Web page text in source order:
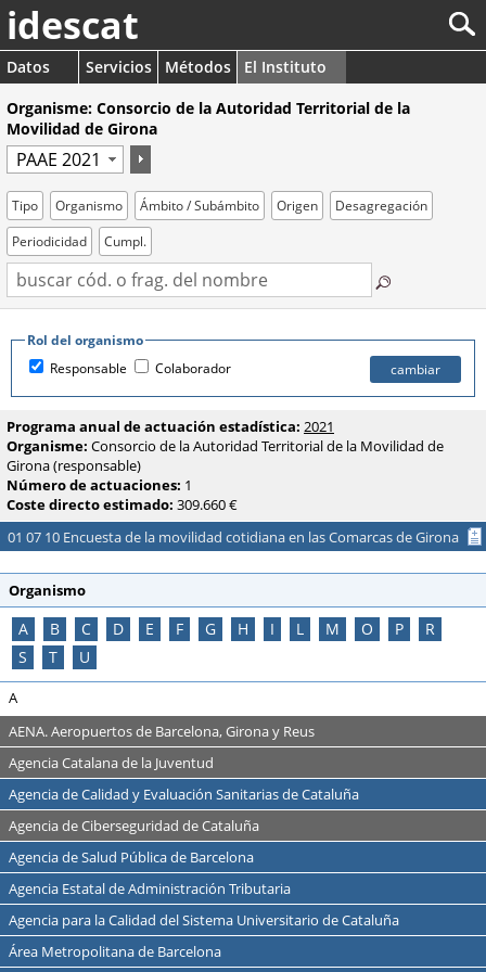
idescat
Datos Servicios Métodos
El Instituto
Organisme: Consorcio de la Autoridad Territorial de la
Movilidad de Girona
Tipo Organismo Ámbito / Subámbito Origen
Desagregación
Periodicidad
Cumpl.
Rol del organismo
Responsable
Colaborador
Programa anual de actuación estadística: 2021
Organisme: Consorcio de la Autoridad Territorial de la Movilidad de
Girona (responsable)
Número de actuaciones: 1
Coste directo estimado: 309.660 €
01 07 10 Encuesta de la movilidad cotidiana en las Comarcas de Girona
Organismo
A B C D E F G H I L M O P
R
S
T U
A
AENA. Aeropuertos de Barcelona, Girona y Reus
Agencia Catalana de la Juventud
Agencia de Calidad y Evaluación Sanitarias de Cataluña
Agencia de Ciberseguridad de Cataluña
Agencia de Salud Pública de Barcelona
Agencia Estatal de Administración Tributaria
Agencia para la Calidad del Sistema Universitario de Cataluña
Área Metropolitana de Barcelona